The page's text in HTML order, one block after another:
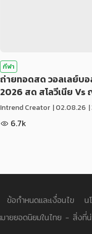
กีฬา
ถ่ายทอดสด วอลเลย์บอ
2026 สด สโลวีเนีย Vs
Intrend Creator |02.08.26
6.7k
ข้อกำหนดและเงื่อนไข
น
ายยอดนิยมในไทย - สิ่งที่น่